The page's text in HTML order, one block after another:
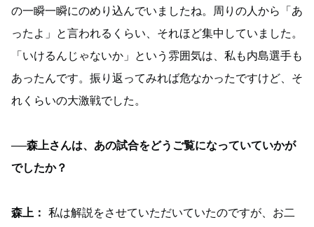
の一瞬一瞬にのめり込んでいましたね。周りの人から「あ
ったよ」と言われるくらい、それほど集中していました。
「いけるんじゃないか」という雰囲気は、私も内島選手も
あったんです。振り返ってみれば危なかったですけど、そ
れくらいの大激戦でした。
──森上さんは、あの試合をどうご覧になっていていかが
でしたか？
森上： 私は解説をさせていただいていたのですが、お二